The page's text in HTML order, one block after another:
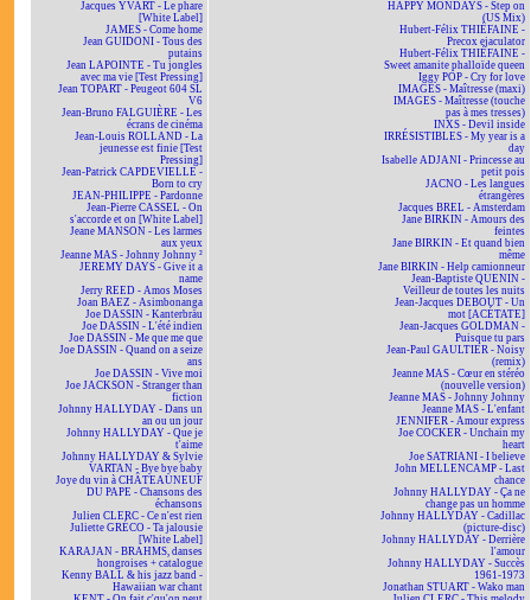
Jacques YVART - Le phare
[White Label]
JAMES - Come home
Jean GUIDONI - Tous des
putains
Jean LAPOINTE - Tu jongles
avec ma vie [Test Pressing]
Jean TOPART - Peugeot 604 SL
V6
Jean-Bruno FALGUIÈRE - Les
écrans de cinéma
Jean-Louis ROLLAND - La
jeunesse est finie [Test
Pressing]
Jean-Patrick CAPDEVIELLE -
Born to cry
JEAN-PHILIPPE - Pardonne
Jean-Pierre CASSEL - On
s'accorde et on [White Label]
Jeane MANSON - Les larmes
aux yeux
Jeanne MAS - Johnny Johnny ²
JEREMY DAYS - Give it a
name
Jerry REED - Amos Moses
Joan BAEZ - Asimbonanga
Joe DASSIN - Kanterbräu
Joe DASSIN - L'été indien
Joe DASSIN - Me que me que
Joe DASSIN - Quand on a seize
ans
Joe DASSIN - Vive moi
Joe JACKSON - Stranger than
fiction
Johnny HALLYDAY - Dans un
an ou un jour
Johnny HALLYDAY - Que je
t'aime
Johnny HALLYDAY & Sylvie
VARTAN - Bye bye baby
Joye du vin à CHÂTEAUNEUF
DU PAPE - Chansons des
échansons
Julien CLERC - Ce n'est rien
Juliette GRÉCO - Ta jalousie
[White Label]
KARAJAN - BRAHMS, danses
hongroises + catalogue
Kenny BALL & his jazz band -
Hawaiian war chant
HAPPY MONDAYS - Step on
(US Mix)
Hubert-Félix THIÉFAINE -
Precox ejaculator
Hubert-Félix THIÉFAINE -
Sweet amanite phalloïde queen
Iggy POP - Cry for love
IMAGES - Maîtresse (maxi)
IMAGES - Maîtresse (touche
pas à mes tresses)
INXS - Devil inside
IRRÉSISTIBLES - My year is a
day
Isabelle ADJANI - Princesse au
petit pois
JACNO - Les langues
étrangères
Jacques BREL - Amsterdam
Jane BIRKIN - Amours des
feintes
Jane BIRKIN - Et quand bien
même
Jane BIRKIN - Help camionneur
Jean-Baptiste QUENIN -
Veilleur de toutes les nuits
Jean-Jacques DEBOUT - Un
mot [ACÉTATE]
Jean-Jacques GOLDMAN -
Puisque tu pars
Jean-Paul GAULTIER - Noisy
(remix)
Jeanne MAS - Cœur en stéréo
(nouvelle version)
Jeanne MAS - Johnny Johnny
Jeanne MAS - L'enfant
JENNIFER - Amour express
Joe COCKER - Unchain my
heart
Joe SATRIANI - I believe
John MELLENCAMP - Last
chance
Johnny HALLYDAY - Ça ne
change pas un homme
Johnny HALLYDAY - Cadillac
(picture-disc)
Johnny HALLYDAY - Derrière
l'amour
Johnny HALLYDAY - Succès
1961-1973
Jonathan STUART - Wako man